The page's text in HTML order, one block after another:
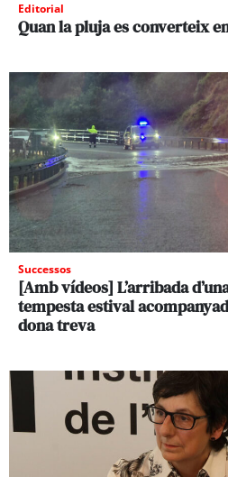
Editorial
Quan la pluja es converteix
Successos
[Amb vídeos] L’arribada
tempesta estival
dona treva